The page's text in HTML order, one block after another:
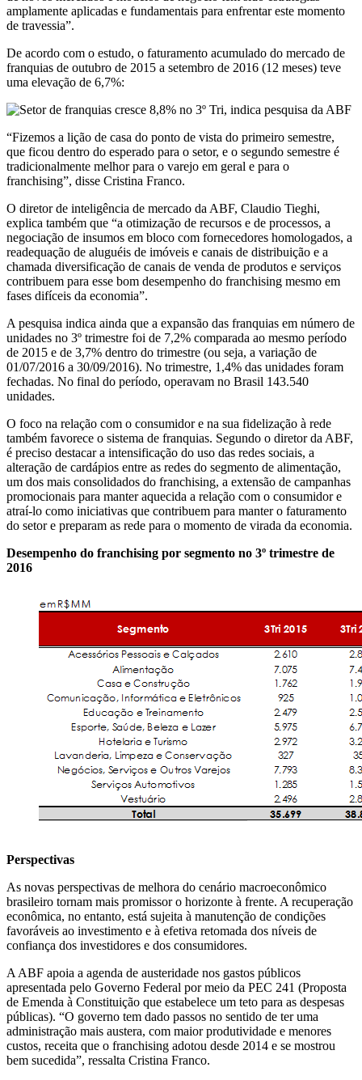
amplamente aplicadas e fundamentais para enfrentar este momento
de travessia”.
De acordo com o estudo, o faturamento acumulado do mercado de
franquias de outubro de 2015 a setembro de 2016 (12 meses) teve
uma elevação de 6,7%:
“Fizemos a lição de casa do ponto de vista do primeiro semestre,
que ficou dentro do esperado para o setor, e o segundo semestre é
tradicionalmente melhor para o varejo em geral e para o
franchising”, disse Cristina Franco.
O diretor de inteligência de mercado da ABF, Claudio Tieghi,
explica também que “a otimização de recursos e de processos, a
negociação de insumos em bloco com fornecedores homologados, a
readequação de aluguéis de imóveis e canais de distribuição e a
chamada diversificação de canais de venda de produtos e serviços
contribuem para esse bom desempenho do franchising mesmo em
fases difíceis da economia”.
A pesquisa indica ainda que a expansão das franquias em número de
unidades no 3º trimestre foi de 7,2% comparada ao mesmo período
de 2015 e de 3,7% dentro do trimestre (ou seja, a variação de
01/07/2016 a 30/09/2016). No trimestre, 1,4% das unidades foram
fechadas. No final do período, operavam no Brasil 143.540
unidades.
O foco na relação com o consumidor e na sua fidelização à rede
também favorece o sistema de franquias. Segundo o diretor da ABF,
é preciso destacar a intensificação do uso das redes sociais, a
alteração de cardápios entre as redes do segmento de alimentação,
um dos mais consolidados do franchising, a extensão de campanhas
promocionais para manter aquecida a relação com o consumidor e
atraí-lo como iniciativas que contribuem para manter o faturamento
do setor e preparam as rede para o momento de virada da economia.
Desempenho do franchising por segmento no 3º trimestre de
2016
Perspectivas
As novas perspectivas de melhora do cenário macroeconômico
brasileiro tornam mais promissor o horizonte à frente. A recuperação
econômica, no entanto, está sujeita à manutenção de condições
favoráveis ao investimento e à efetiva retomada dos níveis de
confiança dos investidores e dos consumidores.
A ABF apoia a agenda de austeridade nos gastos públicos
apresentada pelo Governo Federal por meio da PEC 241 (Proposta
de Emenda à Constituição que estabelece um teto para as despesas
públicas). “O governo tem dado passos no sentido de ter uma
administração mais austera, com maior produtividade e menores
custos, receita que o franchising adotou desde 2014 e se mostrou
bem sucedida”, ressalta Cristina Franco.